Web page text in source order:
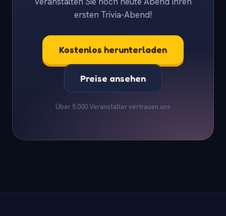
ersten Trivia-Abend!
Kostenlos herunterladen
Preise ansehen
Über 5.000 Veranstalter vertrauen uns